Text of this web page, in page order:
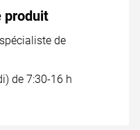
produit
de
de 7:30-16 h